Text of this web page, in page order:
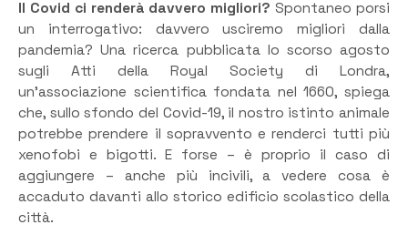
Il Covid ci renderà davvero migliori?Spontaneo porsi
un interrogativo: davvero usciremo migliori dalla
pandemia? Una ricerca pubblicata lo scorso agosto
sugli Atti della Royal Society di Londra,
un’associazione scientifica fondata nel 1660, spiega
che, sullo sfondo del Covid-19, il nostro istinto animale
potrebbe prendere il sopravvento e renderci tutti più
xenofobi e bigotti. E forse – è proprio il caso di
aggiungere – anche più incivili, a vedere cosa è
accaduto davanti allo storico edificio scolastico della
città.